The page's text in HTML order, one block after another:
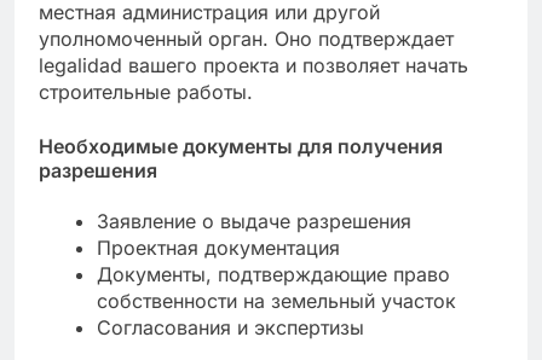
местная администрация или другой
уполномоченный орган. Оно подтверждает
legalidad вашего проекта и позволяет начать
строительные работы.
Необходимые документы для получения
разрешения
Заявление о выдаче разрешения
Проектная документация
Документы, подтверждающие право
собственности на земельный участок
Согласования и экспертизы